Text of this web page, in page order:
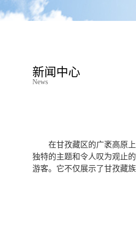
新闻中心
News
在甘孜藏区的广袤高原
独特的主题和令人叹为观止
游客。它不仅展示了甘孜藏